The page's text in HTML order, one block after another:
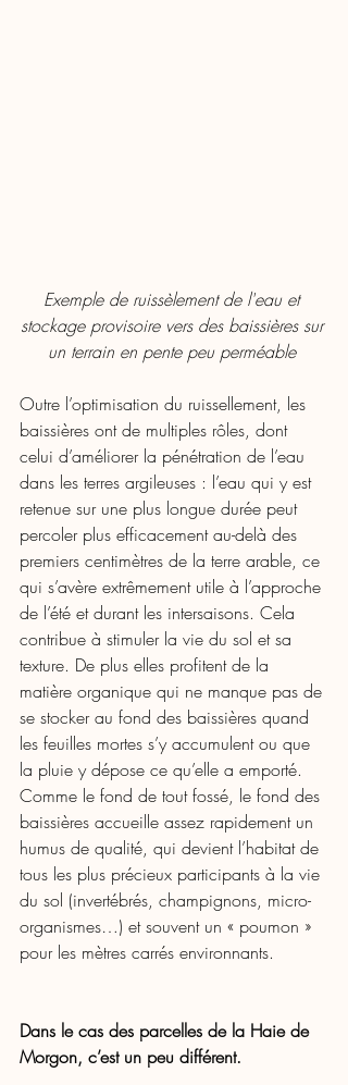
Exemple de ruissèlement de l'eau et
stockage provisoire vers des baissières sur
un terrain en pente peu perméable
Outre l’optimisation du ruissellement, les
baissières ont de multiples rôles, dont
celui d’améliorer la pénétration de l’eau
dans les terres argileuses : l’eau qui y est
retenue sur une plus longue durée peut
percoler plus efficacement au-delà des
premiers centimètres de la terre arable, ce
qui s’avère extrêmement utile à l’approche
de l’été et durant les intersaisons. Cela
contribue à stimuler la vie du sol et sa
texture. De plus elles profitent de la
matière organique qui ne manque pas de
se stocker au fond des baissières quand
les feuilles mortes s’y accumulent ou que
la pluie y dépose ce qu’elle a emporté.
Comme le fond de tout fossé, le fond des
baissières accueille assez rapidement un
humus de qualité, qui devient l’habitat de
tous les plus précieux participants à la vie
du sol (invertébrés, champignons, micro-
organismes…) et souvent un « poumon »
pour les mètres carrés environnants.
Dans le cas des parcelles de la Haie de
Morgon, c’est un peu différent.